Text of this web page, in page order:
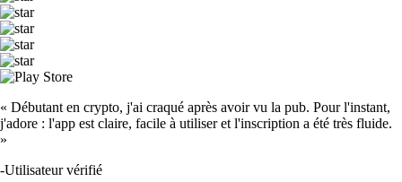
« Débutant en crypto, j'ai craqué après avoir vu la pub. Pour l'instant,
j'adore : l'app est claire, facile à utiliser et l'inscription a été très fluide.
»
-Utilisateur vérifié